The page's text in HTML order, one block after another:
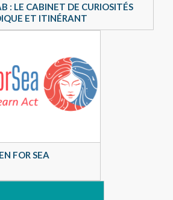
: LE CABINET DE CURIOSITÉS
ET ITINÉRANT
FOR SEA